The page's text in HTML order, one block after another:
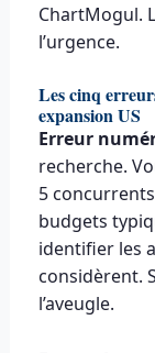
ChartMogul.
l’urgence.
Les cinq
expansion US
Erreur
recherche.
5
budgets
identifier les
considèrent.
l’aveugle.